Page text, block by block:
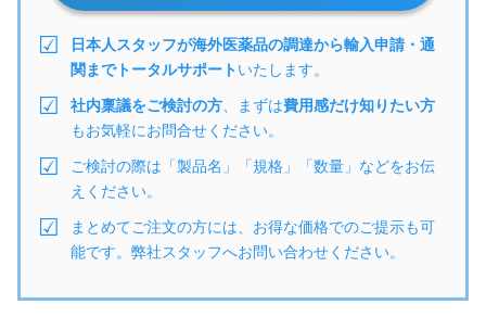
日本人スタッフが海外医薬品の調達から輸入申請・通
関までトータルサポートいたします。
社内稟議をご検討の方 、まずは費用感だけ知りたい方
もお気軽にお問合せください。
ご検討の際は「製品名」「規格」「数量」などをお伝
えください。
まとめてご注文の方には、お得な価格でのご提示も可
能です。弊社スタッフへお問い合わせください。